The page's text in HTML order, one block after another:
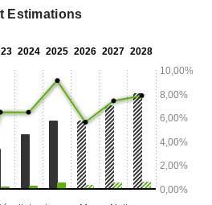
Estimations